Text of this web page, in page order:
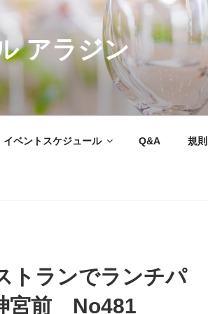
アラジン
イベントスケジュール Q&A 規則
トランでランチパ
宮前 No481